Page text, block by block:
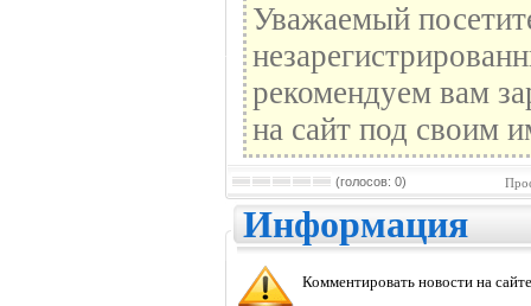
Уважаемый
рекомендуем вам
на сайт под своим
(голосов: 0)
Информация
Комментировать новости на